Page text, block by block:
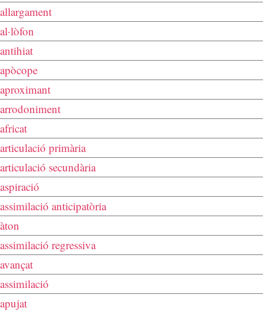
allargament
al·lòfon
antihiat
apòcope
aproximant
arrodoniment
africat
articulació primària
articulació secundària
aspiració
assimilació anticipatòria
àton
assimilació regressiva
avançat
assimilació
apujat